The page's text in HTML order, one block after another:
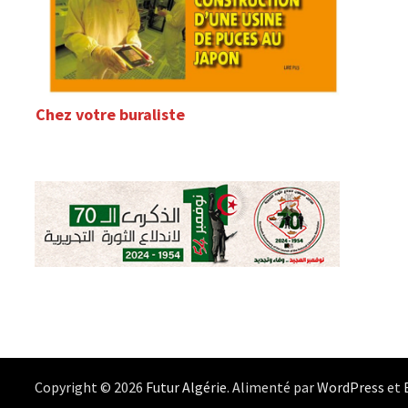
Chez votre buraliste
Copyright © 2026 Futur Algérie. Alimenté parWordPress et